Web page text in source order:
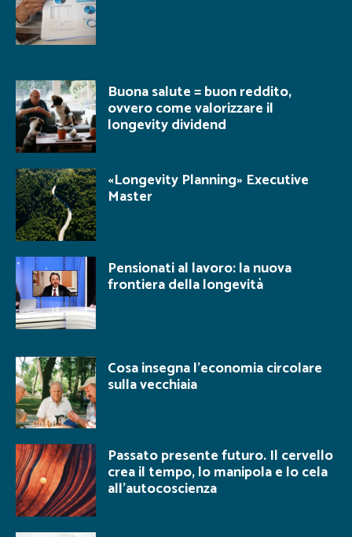
Buona salute = buon reddito,
ovvero come valorizzare il
longevity dividend
«Longevity Planning» Executive
Master
Pensionati al lavoro: la nuova
frontiera della longevità
Cosa insegna l’economia circolare
sulla vecchiaia
Passato presente futuro. Il cervello
crea il tempo, lo manipola e lo cela
all’autocoscienza